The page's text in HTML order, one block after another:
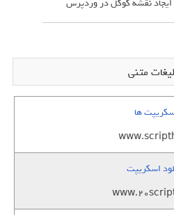
متنی
ها
اسکریپت